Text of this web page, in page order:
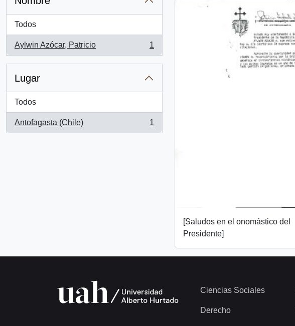
Todos
Aylwin Azócar, Patricio
, 1 resultados
1
Lugar
Todos
Antofagasta (Chile)
, 1 resultados
1
[Saludos en el onomástico del
Presidente]
Ciencias Sociales
Derecho